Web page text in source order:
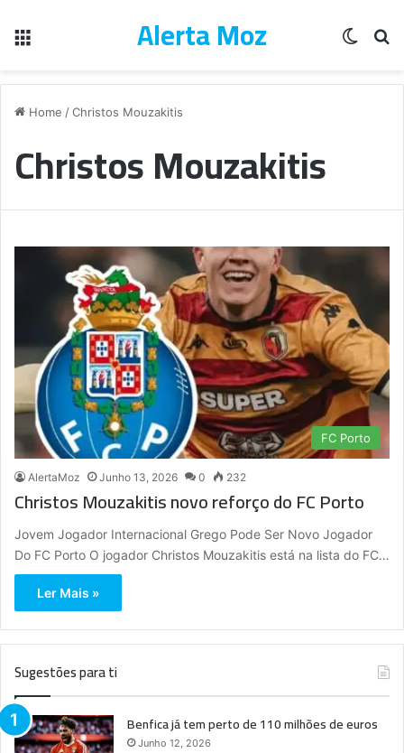
Alerta Moz
Home /Christos Mouzakitis
Christos Mouzakitis
FC Porto
AlertaMoz Junho 13, 2026 0 232
Christos Mouzakitis novo reforço do FC Porto
Jovem Jogador Internacional Grego Pode Ser Novo Jogador
Do FC Porto O jogador Christos Mouzakitis está na lista do FC…
Ler Mais »
Sugestões para ti
Benfica já tem perto de 110 milhões de euros
Junho 12, 2026